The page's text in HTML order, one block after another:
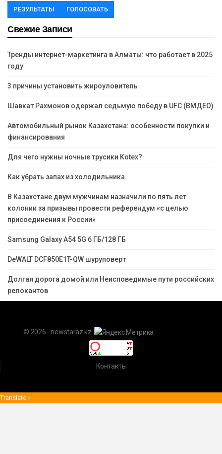
РЕЗУЛЬТАТЫ ГОЛОСОВАТЬ
Свежие Записи
Тренды интернет-маркетинга в Алматы: что работает в 2025
году
3 причины установить жироуловитель
Шавкат Рахмонов одержал седьмую победу в UFC (ВМДЕО)
Автомобильный рынок Казахстана: особенности покупки и
финансирования
Для чего нужны ночные трусики Kotex?
Как убрать запах из холодильника
В Казахстане двум мужчинам назначили по пять лет
колонии за призывы провести референдум «с целью
присоединения к России»
Samsung Galaxy A54 5G 6 ГБ/128 ГБ
DeWALT DCF850E1T-QW шуруповерт
Долгая дорога домой или Неисповедимые пути российских
релокантов
© 2026 - newstaraz.kz.
Контакты
Translate »